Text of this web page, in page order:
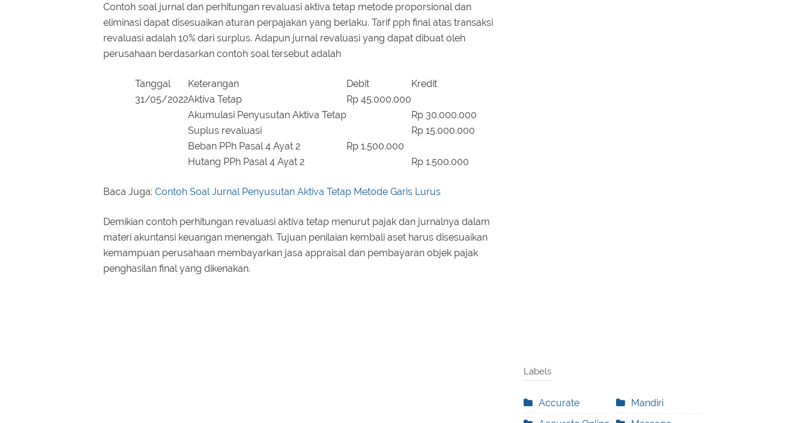
Contoh soal jurnal dan perhitungan revaluasi aktiva tetap metode proporsional dan
eliminasi dapat disesuaikan aturan perpajakan yang berlaku. Tarif pph final atas transaksi
revaluasi adalah 10% dari surplus. Adapun jurnal revaluasi yang dapat dibuat oleh
perusahaan berdasarkan contoh soal tersebut adalah
Tanggal Keterangan Debit
Kredit
31/05/2022Aktiva Tetap
Rp 45.000.000
Akumulasi Penyusutan Aktiva Tetap
Rp 30.000.000
Suplus revaluasi
Rp 15.000.000
Beban PPh Pasal 4 Ayat 2
Rp 1.500.000
Hutang PPh Pasal 4 Ayat 2
Rp 1.500.000
Baca Juga: Contoh Soal Jurnal Penyusutan Aktiva Tetap Metode Garis Lurus
Demikian contoh perhitungan revaluasi aktiva tetap menurut pajak dan jurnalnya dalam
materi akuntansi keuangan menengah. Tujuan penilaian kembali aset harus disesuaikan
kemampuan perusahaan membayarkan jasa appraisal dan pembayaran objek pajak
penghasilan final yang dikenakan.
Labels
Accurate
Mandiri